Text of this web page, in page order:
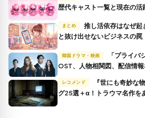
歴代キャスト一覧と現在の活
まとめ
推し活依存はなぜ起きる？有名人崇拝症候群
と抜け出せないビジネスの罠
韓国ドラマ・映画
OST、人物相関図、配信情
レコメンド
グ25選＋α！トラウマ名作を